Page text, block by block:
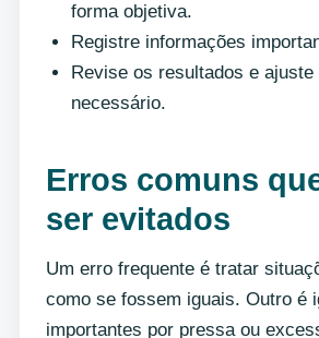
forma objetiva.
Registre informações
Revise os resultados e ajuste
necessário.
Erros comuns
ser evitados
Um erro frequente é tratar
como se fossem iguais. Outro é
importantes por pressa ou